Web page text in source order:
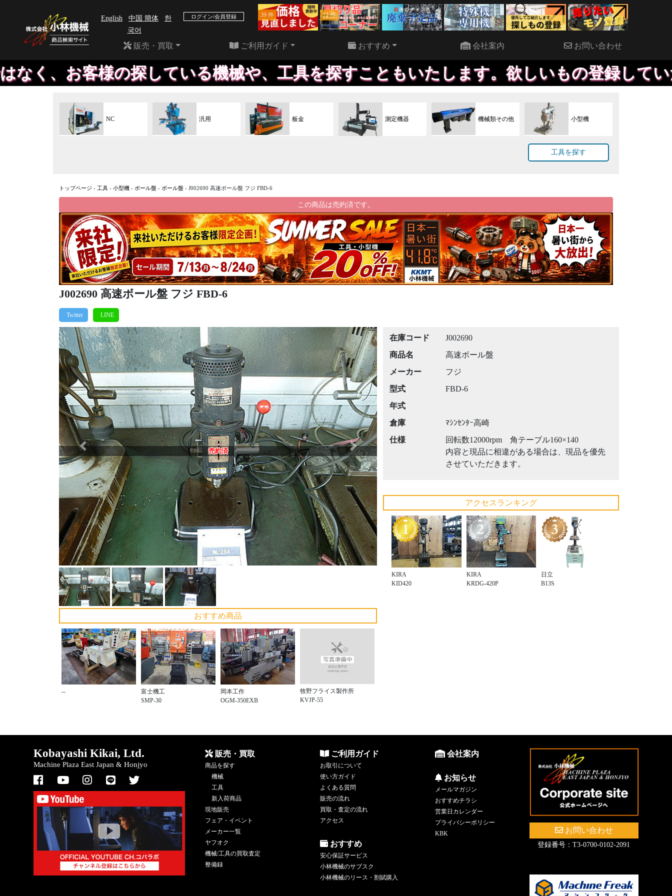
English 中国 簡体
한
국어
ログイン/会員登録 39 件 22 件
販売・買取 ご利用ガイド おすすめ 会社案内 お問い合わせ
探している機械や、工具を探すこともいたします。欲しいもの登録していただければ、
NC 汎用 板金 測定機器 機械類その他 小型機
工具を探す
トップページ › 工具 › 小型機 › ボール盤 › ボール盤 › J002690 高速ボール盤 フジ FBD-6
この商品は売約済です。
J002690 高速ボール盤 フジ FBD-6
売約済
Previous Next
おすすめ商品
--
富士機工
SMP-30
岡本工作
OGM-350EXB
牧野フライス製作所
KVJP-55
在庫コード
J002690
商品名
高速ボール盤
メーカー
フジ
型式
FBD-6
年式
倉庫
ﾏｼﾝｾﾝﾀｰ高崎
仕様
回転数12000rpm 角テーブル160×140
内容と現品に相違がある場合は、現品を優先
させていただきます。
アクセスランキング
KIRA
KID420
KIRA
KRDG-420P
日立
B13S
Kobayashi Kikai, Ltd.
Machine Plaza East Japan & Honjyo
販売・買取
商品を探す
機械
工具
新入荷商品
現地販売
フェア・イベント
メーカー一覧
ヤフオク
機械/工具の買取査定
整備録
ご利用ガイド
お取引について
使い方ガイド
よくある質問
販売の流れ
買取・査定の流れ
アクセス
おすすめ
安心保証サービス
小林機械のサブスク
小林機械のリース・割賦購入
会社案内
お知らせ
メールマガジン
おすすめチラシ
営業日カレンダー
プライバシーポリシー
KBK
お問い合わせ
登録番号：T3-0700-0102-2091